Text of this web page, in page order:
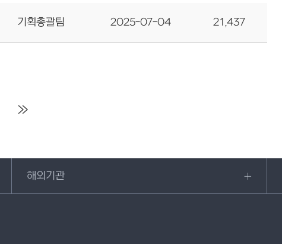
기획총괄팀 2025-07-04 21,437
해외기관